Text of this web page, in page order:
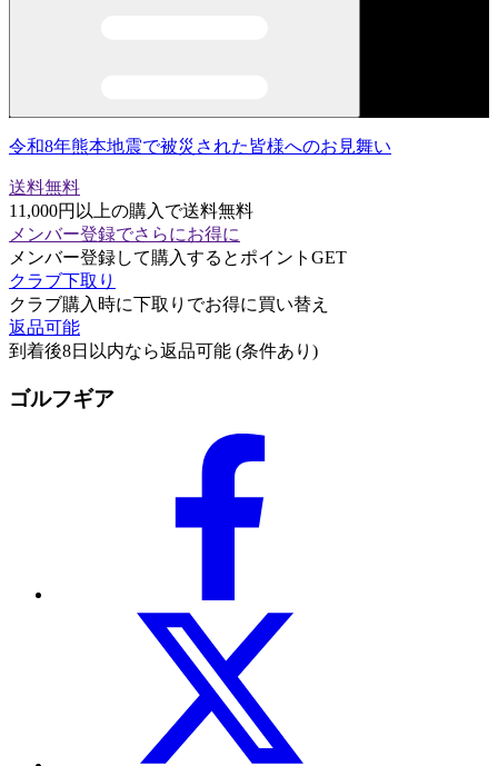
令和8年熊本地震で被災された皆様へのお見舞い
送料無料
11,000円以上の購入で送料無料
メンバー登録でさらにお得に
メンバー登録して購入するとポイントGET
クラブ下取り
クラブ購入時に下取りでお得に買い替え
返品可能
到着後8日以内なら返品可能 (条件あり)
ゴルフギア